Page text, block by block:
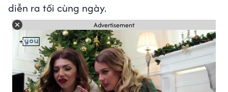
diễn ra tối cùng ngày.
Advertisement